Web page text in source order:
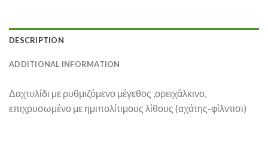
DESCRIPTION
ADDITIONAL INFORMATION
Δαχτυλίδι με ρυθμιζόμενο μέγεθος ,ορειχάλκινο,
επιχρυσωμένο με ημιπολίτιμους λίθους (αχάτης-φίλντισι)